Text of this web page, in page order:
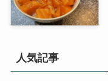
人気記事